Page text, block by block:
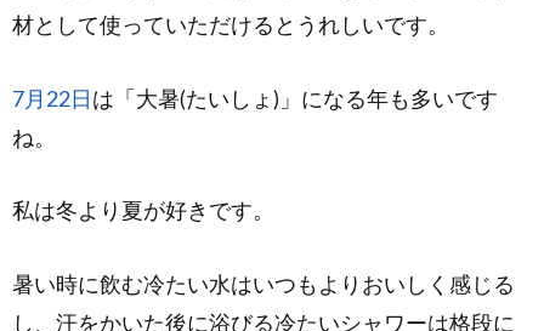
材として使っていただけるとうれしいです。
7月22日 は「大暑(たいしょ)」になる年も多いです
ね。
私は冬より夏が好きです。
暑い時に飲む冷たい水はいつもよりおいしく感じる
し、汗をかいた後に浴びる冷たいシャワーは格段に